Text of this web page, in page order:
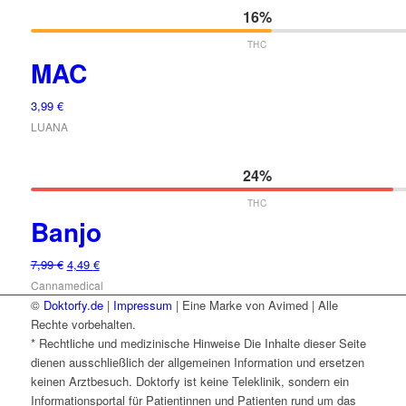
16%
THC
MAC
3,99 €
LUANA
24%
THC
Banjo
7,99€ Ursprünglicher
Preis
war:
7,99 €
4,49 €Aktueller
Preis
ist:
4,49 €.
Cannamedical
© Doktorfy.de| Impressum | Eine Marke von Avimed | Alle
Rechte vorbehalten.
* Rechtliche und medizinische Hinweise Die Inhalte dieser Seite
dienen ausschließlich der allgemeinen Information und ersetzen
keinen Arztbesuch. Doktorfy ist keine Teleklinik, sondern ein
Informationsportal für Patientinnen und Patienten rund um das